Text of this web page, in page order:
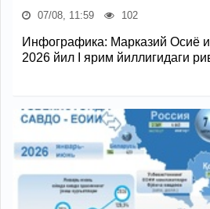
07/08, 11:59 102
Инфографика: Марказий Осиё
2026 йил I ярим йиллигидаги